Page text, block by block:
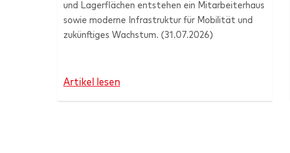
und Lagerflächen entstehen ein Mitarbeiterhaus
sowie moderne Infrastruktur für Mobilität und
zukünftiges Wachstum. (31.07.2026)
Artikel lesen